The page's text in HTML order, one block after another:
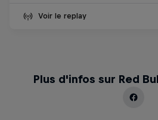
Voir le replay
Plus d'infos sur Red